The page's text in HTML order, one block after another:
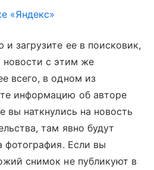
«Яндекс»
загрузите ее в поисковик,
новости с этим же
всего, в одном из
информацию об авторе
вы наткнулись на новость
там явно будут
фотография. Если вы
снимок не публикуют в